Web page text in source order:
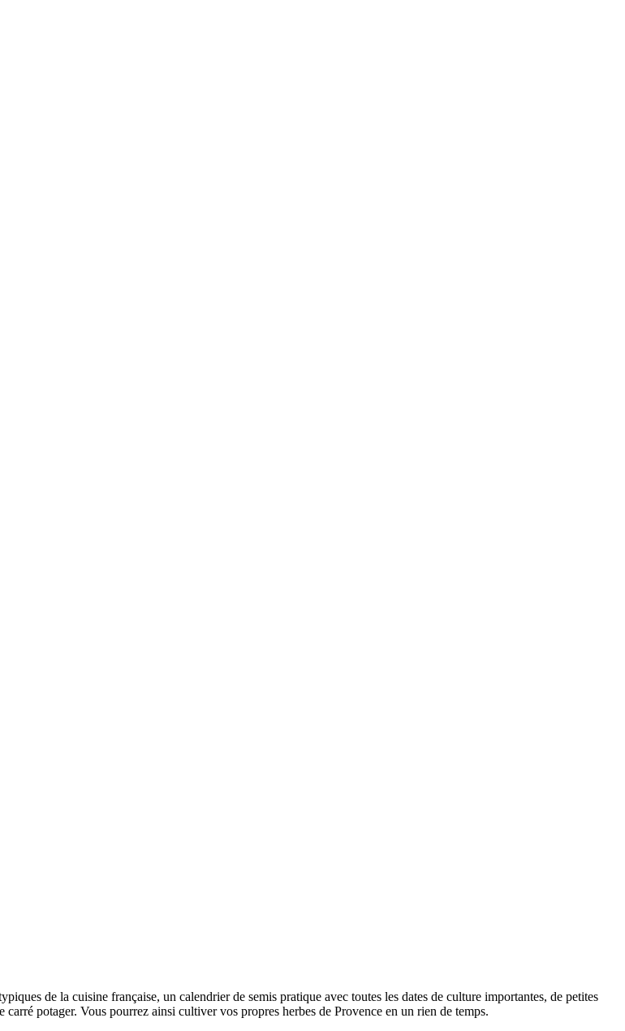
de la cuisine française, un calendrier de semis pratique avec toutes les dates de culture importantes, de petites
potager. Vous pourrez ainsi cultiver vos propres herbes de Provence en un rien de temps.